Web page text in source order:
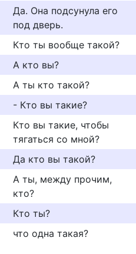
Да. Она подсунула его
под дверь.
Кто ты вообще такой?
А кто вы?
А ты кто такой?
- Кто вы такие?
Кто вы такие, чтобы
тягаться со мной?
Да кто вы такой?
А ты, между прочим,
кто?
Кто ты?
что одна такая?